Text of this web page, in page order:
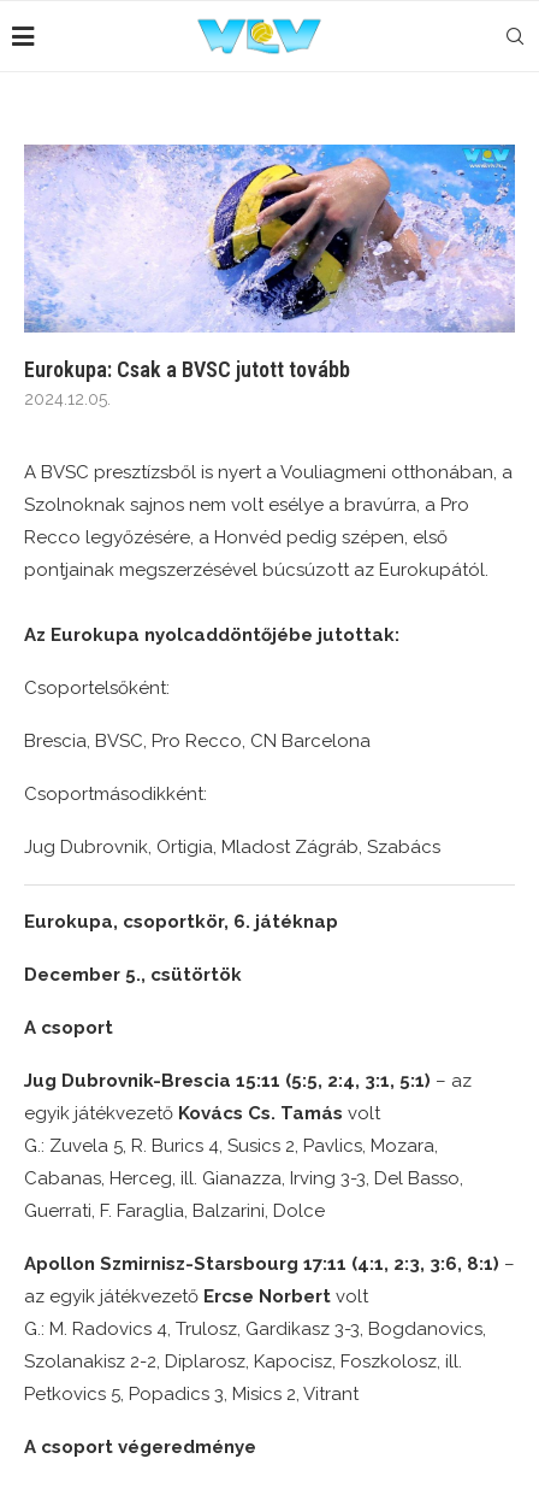
Eurokupa: Csak a BVSC jutott tovább
2024.12.05.
A BVSC presztízsből is nyert a Vouliagmeni otthonában, a
Szolnoknak sajnos nem volt esélye a bravúrra, a Pro
Recco legyőzésére, a Honvéd pedig szépen, első
pontjainak megszerzésével búcsúzott az Eurokupától.
Az Eurokupa nyolcaddöntőjébe jutottak:
Csoportelsőként:
Brescia, BVSC, Pro Recco, CN Barcelona
Csoportmásodikként:
Jug Dubrovnik, Ortigia, Mladost Zágráb, Szabács
Eurokupa, csoportkör, 6. játéknap
December 5., csütörtök
A csoport
Jug Dubrovnik-Brescia 15:11 (5:5, 2:4, 3:1, 5:1) – az
egyik játékvezető Kovács Cs. Tamás volt
G.: Zuvela 5, R. Burics 4, Susics 2, Pavlics, Mozara,
Cabanas, Herceg, ill. Gianazza, Irving 3-3, Del Basso,
Guerrati, F. Faraglia, Balzarini, Dolce
Apollon Szmirnisz-Starsbourg 17:11 (4:1, 2:3, 3:6, 8:1) –
az egyik játékvezető Ercse Norbert volt
G.: M. Radovics 4, Trulosz, Gardikasz 3-3, Bogdanovics,
Szolanakisz 2-2, Diplarosz, Kapocisz, Foszkolosz, ill.
Petkovics 5, Popadics 3, Misics 2, Vitrant
A csoport végeredménye